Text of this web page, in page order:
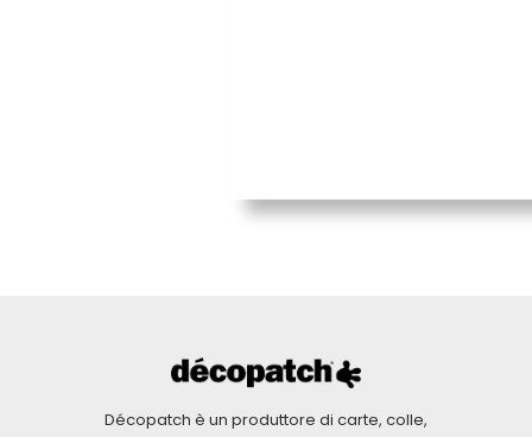
Décopatch è un produttore di carte, colle,